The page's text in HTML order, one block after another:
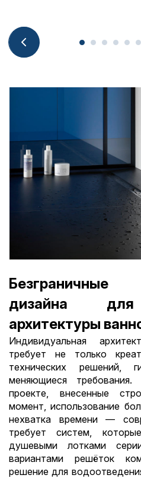
дизайна для
архитектуры
Индивидуальная
требует не только
технических решений,
меняющиеся
проекте, внесенные
момент, использование
нехватка времени —
требует систем,
душевыми лотками
вариантами решёток
решение для